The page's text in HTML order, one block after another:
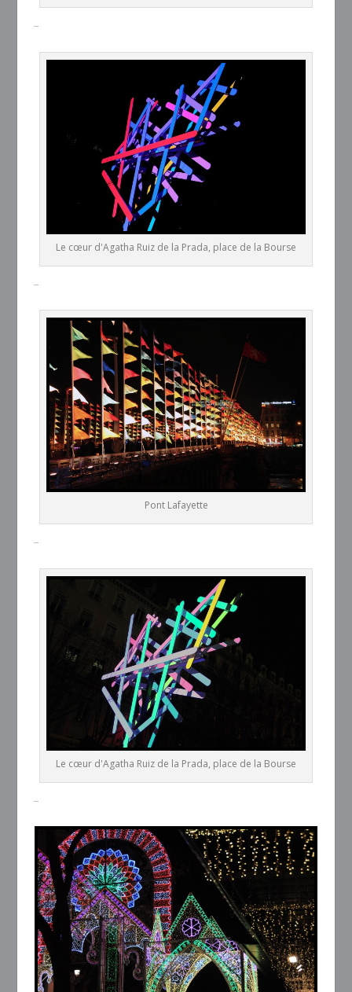
–
Le cœur d'Agatha Ruiz de la Prada, place de la Bourse
–
Pont Lafayette
–
Le cœur d'Agatha Ruiz de la Prada, place de la Bourse
–